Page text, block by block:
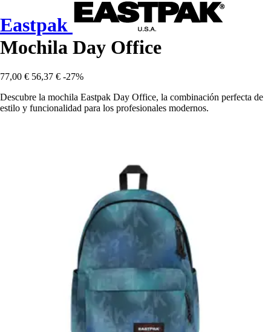
Eastpak
Mochila Day Office
77,00 € 56,37 € -27%
Descubre la mochila Eastpak Day Office, la combinación perfecta de
estilo y funcionalidad para los profesionales modernos.